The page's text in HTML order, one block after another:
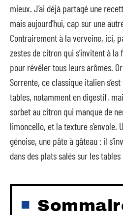
mieux. J’ai déjà partagé une
mais aujourd’hui, cap sur une
Contrairement à la verveine, ici,
zestes de citron qui s’invitent à la
pour révéler tous leurs arômes.
Sorrente, ce classique italien
tables, notamment en digestif,
sorbet au citron qui manque de
limoncello, et la texture s’envole.
génoise, une pâte à gâteau : il
dans des plats salés sur les